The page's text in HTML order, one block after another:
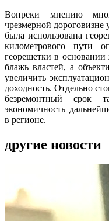
Вопреки мнению
чрезмерной дороговизне
была использована
километрового пути
георешетки в
блажь властей, а
увеличить
доходность. Отдельно
безремонтный срок
экономичность
в регионе.
другие новости